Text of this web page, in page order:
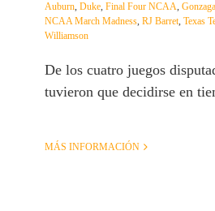
Auburn, Duke, Final Four NCAA, Gonzaga
NCAA March Madness, RJ Barret, Texas
Williamson
De los cuatro juegos
tuvieron que decidirse en
MÁS INFORMACIÓN